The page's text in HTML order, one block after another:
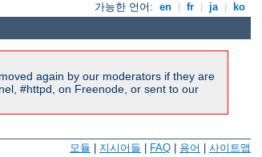
가능한 언어: en fr ja ko
again by our moderators if they are
#httpd, on Freenode, or sent to our
모듈 지시어들 FAQ 용어 사이트맵